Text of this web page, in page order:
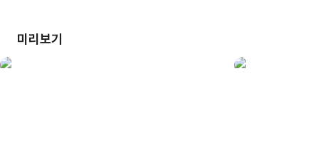
그들은 이야기빵이 전하는 행복을 맛볼 수 없었지요. 아저씨는
실망하지 않고 계속해서 이야기빵이 필요한 사람들을 찾아
미리보기